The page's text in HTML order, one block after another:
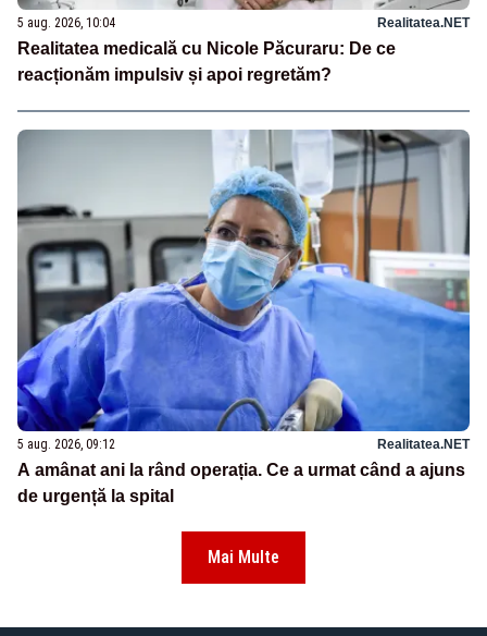
5 aug. 2026, 10:04 Realitatea.NET
Realitatea medicală cu Nicole Păcuraru: De ce
reacționăm impulsiv și apoi regretăm?
5 aug. 2026, 09:12 Realitatea.NET
A amânat ani la rând operația. Ce a urmat când a ajuns
de urgență la spital
Mai Multe